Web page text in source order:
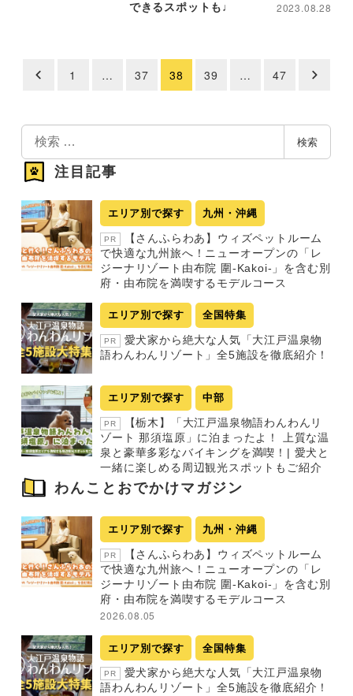
できるスポットも♩
2023.08.28
投
の
ペ
ー
ジ
送
り
1 … 37 38 39 … 47
索
検索
注目記事
エリア別で探す 九州・沖縄
PR
【さんふらわあ】ウィズペットルーム
で快適な九州旅へ！ニューオープンの「レ
ジーナリゾート由布院 圍-Kakoi-」を含む別
府・由布院を満喫するモデルコース
エリア別で探す 全国特集
PR
愛犬家から絶大な人気「大江戸温泉物
語わんわんリゾート」全5施設を徹底紹介！
エリア別で探す 中部
PR
【栃木】「大江戸温泉物語わんわんリ
ゾート 那須塩原」に泊まったよ！ 上質な温
泉と豪華多彩なバイキングを満喫！| 愛犬と
一緒に楽しめる周辺観光スポットもご紹介
わんことおでかけマガジン
エリア別で探す 九州・沖縄
PR
【さんふらわあ】ウィズペットルーム
で快適な九州旅へ！ニューオープンの「レ
ジーナリゾート由布院 圍-Kakoi-」を含む別
府・由布院を満喫するモデルコース
2026.08.05
エリア別で探す 全国特集
PR
愛犬家から絶大な人気「大江戸温泉物
語わんわんリゾート」全5施設を徹底紹介！